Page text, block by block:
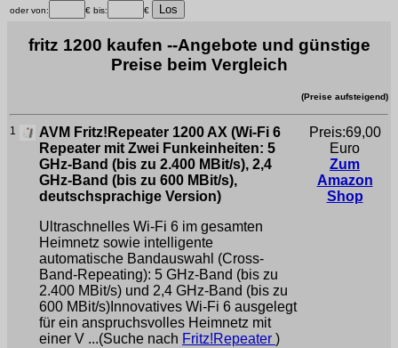
oder von: € bis: €
fritz 1200 kaufen --Angebote und günstige
Preise beim Vergleich
(Preise aufsteigend)
1
AVM Fritz!Repeater 1200 AX (Wi-Fi 6
Repeater mit Zwei Funkeinheiten: 5
GHz-Band (bis zu 2.400 MBit/s), 2,4
GHz-Band (bis zu 600 MBit/s),
deutschsprachige Version)
Ultraschnelles Wi-Fi 6 im gesamten
Heimnetz sowie intelligente
automatische Bandauswahl (Cross-
Band-Repeating): 5 GHz-Band (bis zu
2.400 MBit/s) und 2,4 GHz-Band (bis zu
600 MBit/s)Innovatives Wi-Fi 6 ausgelegt
für ein anspruchsvolles Heimnetz mit
einer V ...(Suche nach Fritz!Repeater )
Preis:69,00
Euro
Zum
Amazon
Shop